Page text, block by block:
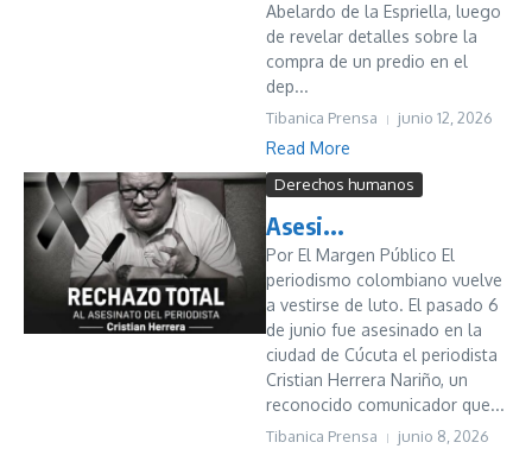
Abelardo de la Espriella, luego
de revelar detalles sobre la
compra de un predio en el
dep...
Tibanica Prensa junio 12, 2026
Read More
Derechos humanos
Asesi...
Por El Margen Público El
periodismo colombiano vuelve
a vestirse de luto. El pasado 6
de junio fue asesinado en la
ciudad de Cúcuta el periodista
Cristian Herrera Nariño, un
reconocido comunicador que...
Tibanica Prensa junio 8, 2026